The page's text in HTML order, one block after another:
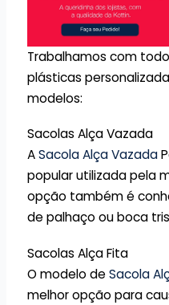
Trabalhamos com
plásticas
modelos:
Sacolas Alça Vazada
ASacola Alça Vazada
popular utilizada pela
opção também é
de palhaço ou boca
Sacolas Alça Fita
O modelo deSacola
melhor opção para